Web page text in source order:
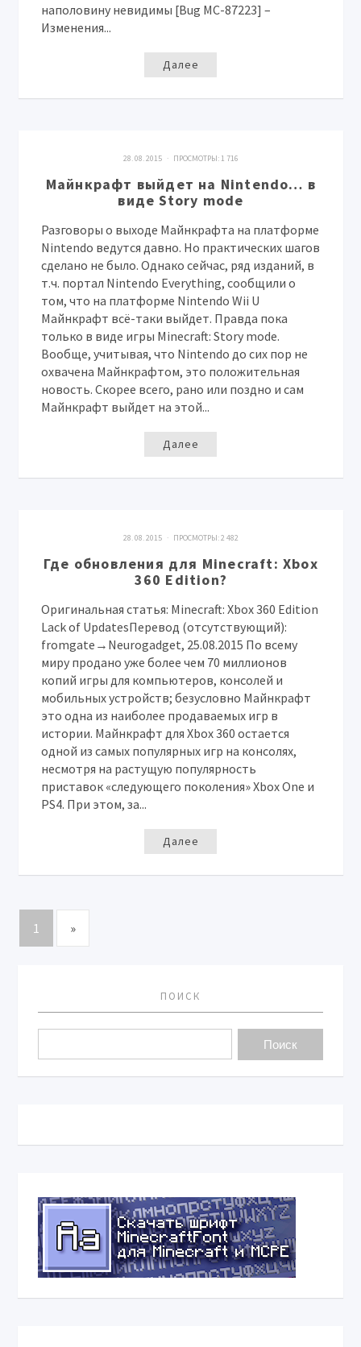
наполовину невидимы [Bug MC-87223] –
Изменения...
Далее
28. 08. 2015 · ПРОСМОТРЫ: 1 716
Майнкрафт выйдет на Nintendo… в
виде Story mode
Разговоры о выходе Майнкрафта на платформе
Nintendo ведутся давно. Но практических шагов
сделано не было. Однако сейчас, ряд изданий, в
т.ч. портал Nintendo Everything, сообщили о
том, что на платформе Nintendo Wii U
Майнкрафт всё-таки выйдет. Правда пока
только в виде игры Minecraft: Story mode.
Вообще, учитывая, что Nintendo до сих пор не
охвачена Майнкрафтом, это положительная
новость. Скорее всего, рано или поздно и сам
Майнкрафт выйдет на этой...
Далее
28. 08. 2015 · ПРОСМОТРЫ:2 482
Где обновления для Minecraft: Xbox
360 Edition?
Оригинальная статья: Minecraft: Xbox 360 Edition
Lack of UpdatesПеревод (отсутствующий):
fromgate→Neurogadget, 25.08.2015 По всему
миру продано уже более чем 70 миллионов
копий игры для компьютеров, консолей и
мобильных устройств; безусловно Майнкрафт
это одна из наиболее продаваемых игр в
истории. Майнкрафт для Xbox 360 остается
одной из самых популярных игр на консолях,
несмотря на растущую популярность
приставок «следующего поколения» Xbox One и
PS4. При этом, за...
Далее
1 »
ПОИСК